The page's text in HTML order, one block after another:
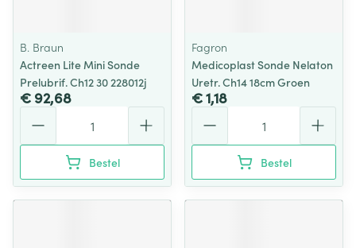
B. Braun
Actreen Lite Mini Sonde
Prelubrif. Ch12 30 228012j
€ 92,68
Bestel
Fagron
Medicoplast Sonde Nelaton
Uretr. Ch14 18cm Groen
€ 1,18
Bestel